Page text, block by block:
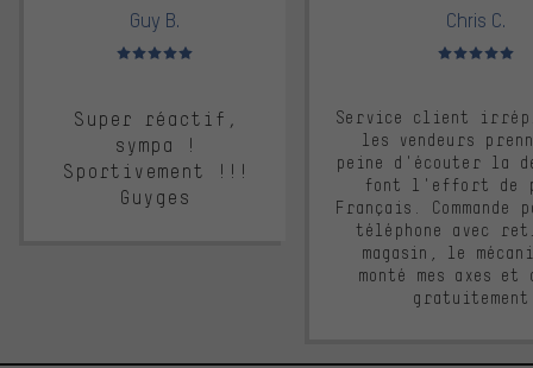
Guy B.
Note moyenne : 5 sur 5
Super réactif,
sympa !
Sportivement !!!
Guyges
Chris C.
Note moyenne :
Service client
les vendeurs
peine d'écouter la
font l'effort de
Français. Commande
téléphone avec
magasin, le
monté mes axes et